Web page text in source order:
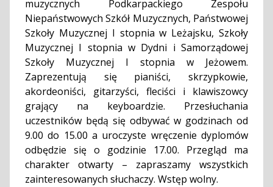
muzycznych Podkarpackiego Zespołu
Niepaństwowych Szkół Muzycznych, Państwowej
Szkoły Muzycznej I stopnia w Leżajsku, Szkoły
Muzycznej I stopnia w Dydni i Samorządowej
Szkoły Muzycznej I stopnia w Jeżowem.
Zaprezentują się pianiści, skrzypkowie,
akordeoniści, gitarzyści, fleciści i klawiszowcy
grający na keyboardzie. Przesłuchania
uczestników będą się odbywać w godzinach od
9.00 do 15.00 a uroczyste wręczenie dyplomów
odbędzie się o godzinie 17.00. Przegląd ma
charakter otwarty – zapraszamy wszystkich
zainteresowanych słuchaczy. Wstęp wolny.